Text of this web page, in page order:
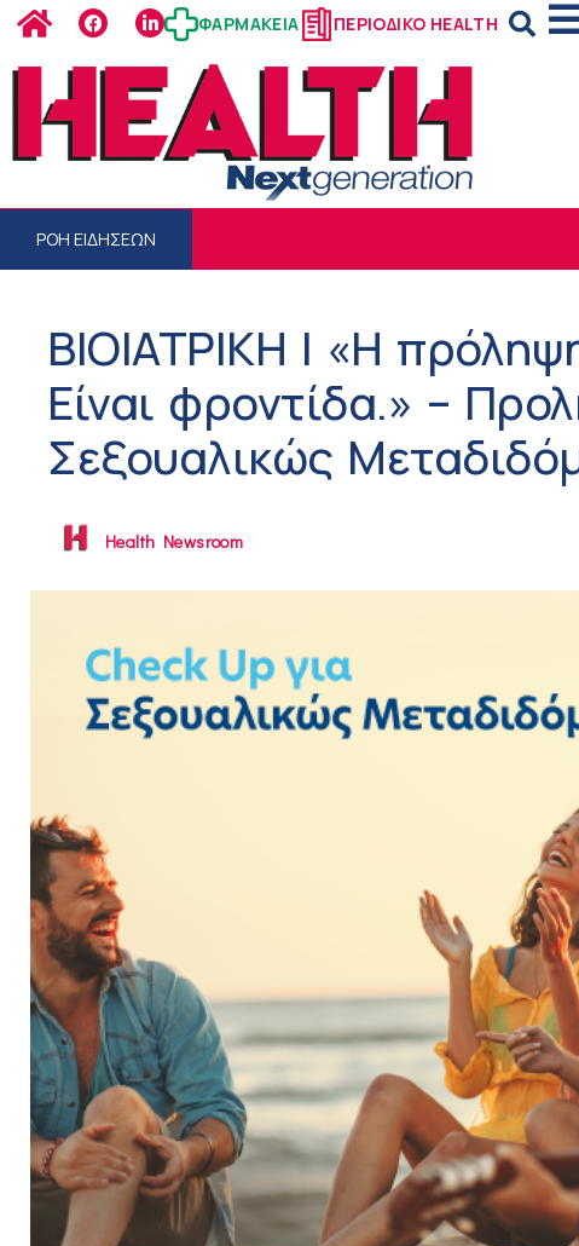
ΦΑΡΜΑΚΕΙΑ ΠΕΡΙΟΔΙΚΟ HEALTH
ΡΟΗ ΕΙΔΗΣΕΩΝ
ΒΙΟΙΑΤΡΙΚΗ | «Η
Είναι φροντίδα.» –
Σεξουαλικώς
Health Newsroom